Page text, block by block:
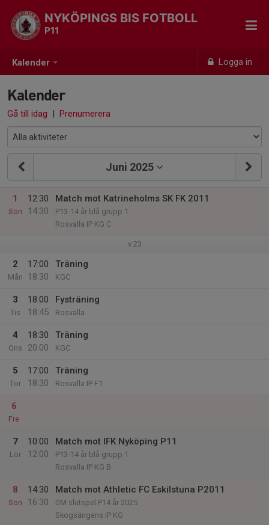
Kalender Logga in
NYKÖPINGS BIS FOTBOLL
P11
Kalender
Gå till idag | Prenumerera
Juni 2025
1
Sön
12:30
14:30
Match mot Katrineholms SK FK 2011
P13-14 år blå grupp 1
Rosvalla IP KG C
v.23
2
Mån
17:00
18:30
Träning
KGC
3
Tis
18:00
18:45
Fysträning
Rosvalla
4
Ons
18:30
20:00
Träning
KGC
5
Tor
17:00
18:30
Träning
Rosvalla IP F1
6
Fre
7
Lör
10:00
12:00
Match mot IFK Nyköping P11
P13-14 år blå grupp 1
Rosvalla IP KG B
8
Sön
14:30
16:30
Match mot Athletic FC Eskilstuna P2011
DM slutspel P14 år 2025
Skogsängens IP KG